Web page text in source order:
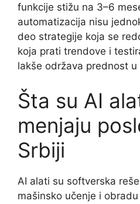
funkcije stižu na 3–6
automatizacija nisu
deo strategije koja se
koja prati trendove i
lakše održava prednost u
Šta su AI
menjaju
Srbiji
AI alati su softverska
mašinsko učenje i